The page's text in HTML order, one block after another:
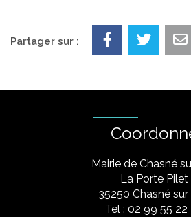
Partager sur :
Mairie de Chasné
La Porte Pilet
35250 Chasné
Tel : 02 99 55 22